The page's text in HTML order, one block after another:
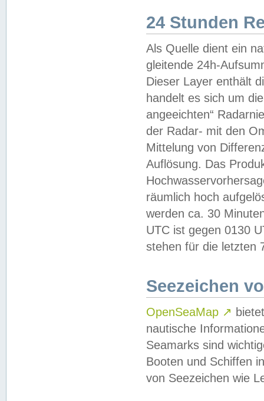
24 Stunden
Als Quelle dient ein
gleitende 24h-
Dieser Layer enthält
handelt es sich um
angeeichten“
der Radar- mit den
Mittelung von
Auflösung. Das
räumlich hoch
werden ca. 30
UTC ist gegen 0130
stehen für die letzten
Seezeichen
OpenSeaMap ↗
nautische
Seamarks sind
Booten und Schiffen
von Seezeichen wie